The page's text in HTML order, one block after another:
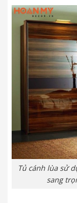
Tủ cánh lùa sử
sang